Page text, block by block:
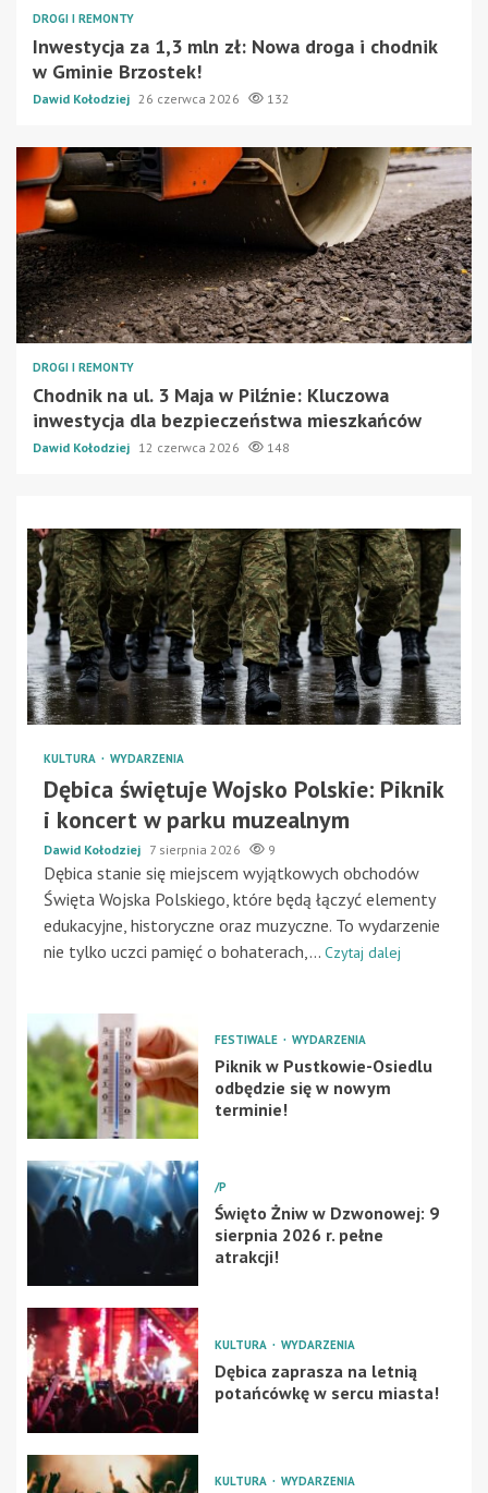
DROGI I REMONTY
Inwestycja za 1,3 mln zł: Nowa droga i chodnik
w Gminie Brzostek!
Dawid Kołodziej 26 czerwca 2026 132
DROGI I REMONTY
Chodnik na ul. 3 Maja w Pilźnie: Kluczowa
inwestycja dla bezpieczeństwa mieszkańców
Dawid Kołodziej 12 czerwca 2026 148
KULTURA WYDARZENIA
Dębica świętuje Wojsko Polskie: Piknik
i koncert w parku muzealnym
Dawid Kołodziej 7 sierpnia 2026 9
Dębica stanie się miejscem wyjątkowych obchodów
Święta Wojska Polskiego, które będą łączyć elementy
edukacyjne, historyczne oraz muzyczne. To wydarzenie
nie tylko uczci pamięć o bohaterach,... Czytaj dalej
FESTIWALE WYDARZENIA
Piknik w Pustkowie-Osiedlu
odbędzie się w nowym
terminie!
/P
Święto Żniw w Dzwonowej: 9
sierpnia 2026 r. pełne
atrakcji!
KULTURA WYDARZENIA
Dębica zaprasza na letnią
potańcówkę w sercu miasta!
KULTURA WYDARZENIA